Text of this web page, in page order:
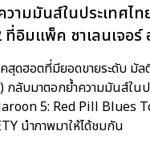
มมันส์ในประเทศไ
อิมแพ็ค ชาเลนเจอร์
สุดฮอตที่มียอดขายระดับ
ลับมาตอกย้ำความมันส์ใน
5: Red Pill Blues
นำภาพมาให้ได้ชมกัน